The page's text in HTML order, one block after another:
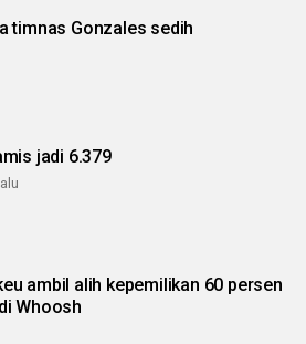
timnas Gonzales sedih
IHSG Kamis jadi 6.379
ambil alih kepemilikan 60 persen
Whoosh